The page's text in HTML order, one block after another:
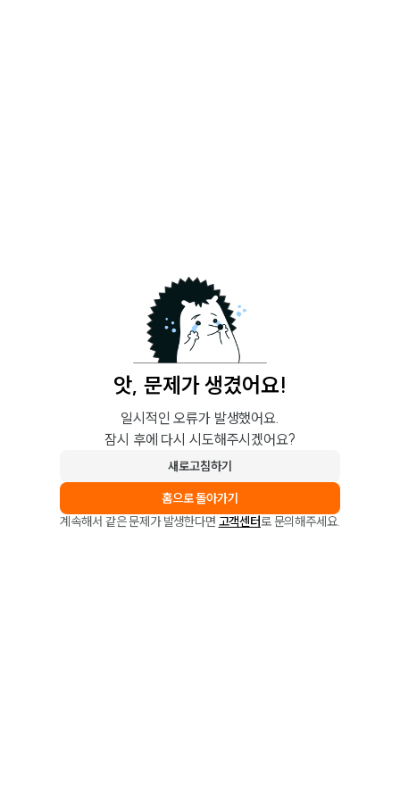
앗, 문제가 생겼어요!
일시적인 오류가 발생했어요.
잠시 후에 다시 시도해주시겠어요?
새로고침하기
홈으로 돌아가기
계속해서 같은 문제가 발생한다면 고객센터로 문의해주세요.